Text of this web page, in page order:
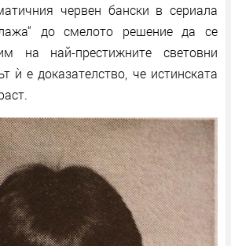
червен бански в сериала
до смелото решение да се
на най-престижните световни
ѝ е доказателство, че истинската